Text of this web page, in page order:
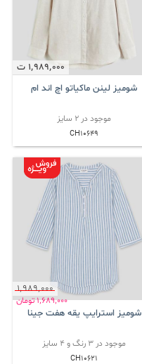
1٬989٬000 ت
شومیز لینن ماکیاتو اچ اند ام
موجود در 2 سایز
CH10649
1٬989٬000
1٬689٬000تومان
شومیز استرایپ یقه هفت جینا
موجود در 3 رنگ و 4 سایز
CH10621